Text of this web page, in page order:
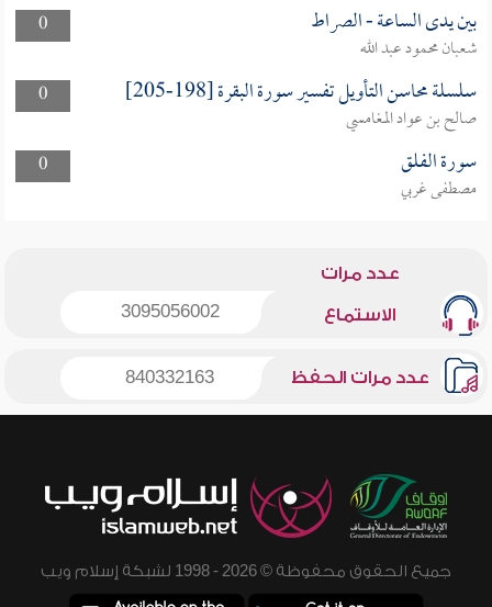
0
بين يدى الساعة - الصراط
شعبان محمود عبد الله
0
سلسلة محاسن التأويل تفسير سورة البقرة [198-205]
صالح بن عواد المغامسي
0
سورة الفلق
مصطفى غربي
عدد مرات
الاستماع 3095056002
عدد مرات الحفظ 840332163
جميع الحقوق محفوظة © 2026 - 1998 لشبكة إسلام ويب